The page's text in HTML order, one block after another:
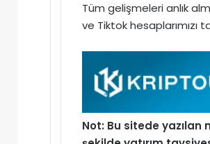
Tüm gelişmeleri anlık
ve Tiktokhesaplarımızı
Not: Bu sitede